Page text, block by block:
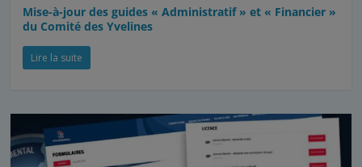
Mise-à-jour des guides « Administratif » et « Financier »
du Comité des Yvelines
Lire la suite